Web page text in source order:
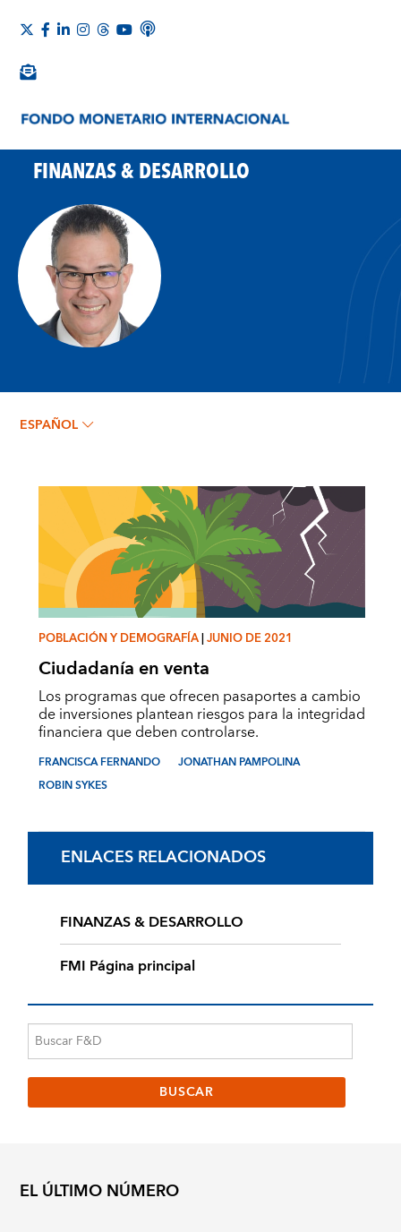
FINANZAS & DESARROLLO
ROBIN SYKES
ESPAÑOL
POBLACIÓN Y DEMOGRAFÍA|JUNIO DE 2021
Ciudadanía en venta
Los programas que ofrecen pasaportes a cambio
de inversiones plantean riesgos para la integridad
financiera que deben controlarse.
FRANCISCA FERNANDO
JONATHAN PAMPOLINA
ROBIN SYKES
ENLACES RELACIONADOS
FINANZAS & DESARROLLO
FMI Página principal
EL ÚLTIMO NÚMERO